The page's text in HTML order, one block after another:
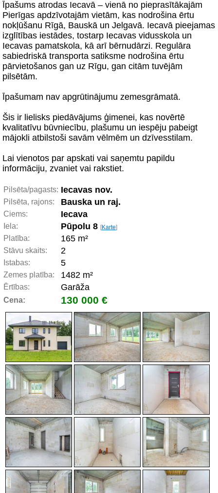
Īpašums atrodas Iecavā – vienā no pieprasītākajām
Pierīgas apdzīvotajām vietām, kas nodrošina ērtu
nokļūšanu Rīgā, Bauskā un Jelgavā. Iecavā pieejamas
izglītības iestādes, tostarp Iecavas vidusskola un
Iecavas pamatskola, kā arī bērnudārzi. Regulāra
sabiedriskā transporta satiksme nodrošina ērtu
pārvietošanos gan uz Rīgu, gan citām tuvējām
pilsētām.
Īpašumam nav apgrūtinājumu zemesgrāmatā.
Šis ir lielisks piedāvājums ģimenei, kas novērtē
kvalitatīvu būvniecību, plašumu un iespēju pabeigt
mājokli atbilstoši savām vēlmēm un dzīvesstilam.
Lai vienotos par apskati vai saņemtu papildu
informāciju, zvaniet vai rakstiet.
Pilsēta/pagasts: Iecavas nov.
Pilsēta, rajons: Bauska un raj.
Ciems: Iecava
Iela: Pūpolu 8 [Karte]
Platība: 165 m²
Stāvu skaits: 2
Istabas: 5
Zemes platība: 1482 m²
Ērtības: Garāža
Cena: 130 000 €